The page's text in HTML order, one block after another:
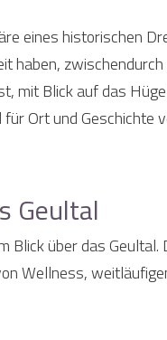
eines historischen
Blick auf das
Ort und Geschichte
Geultal
über das
Wellness,